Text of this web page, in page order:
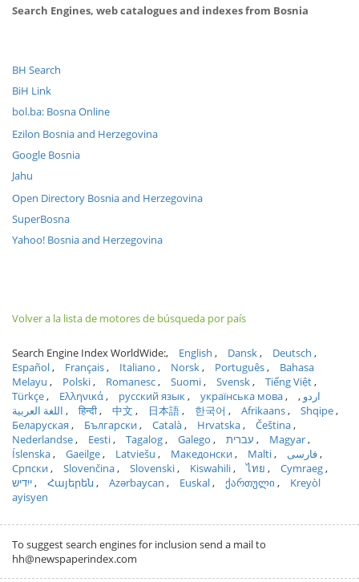
Search Engines, web catalogues and indexes from Bosnia
BH Search
BiH Link
bol.ba: Bosna Online
Ezilon Bosnia and Herzegovina
Google Bosnia
Jahu
Open Directory Bosnia and Herzegovina
SuperBosna
Yahoo! Bosnia and Herzegovina
Volver a la lista de motores de búsqueda por país
Search Engine Index WorldWide: English Dansk
Deutsch
Español
Français Italiano Norsk Português
Bahasa
Melayu
Polski Romanesc Suomi Svensk
Tiếng Việt
Türkçe
Ελληνικά русский язык українська мова
اردو
اللغة العربية
हिन्दी 中文 日本語 한국어 Afrikaans
Shqipe
Беларуская
Български Català Hrvatska
Čeština
Nederlandse
Eesti Tagalog Galego עברית
Magyar
Íslenska
Gaeilge Latviešu Македонски Malti
فارسی
Српски
Slovenčina Slovenski Kiswahili ไทย
Cymraeg
ייִדיש
Հայերեն Azərbaycan Euskal ქართული
Kreyòl
ayisyen
To suggest search engines for inclusion send a mail to
hh@newspaperindex.com